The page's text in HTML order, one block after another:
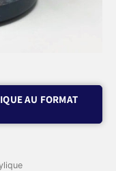
AU FORMAT